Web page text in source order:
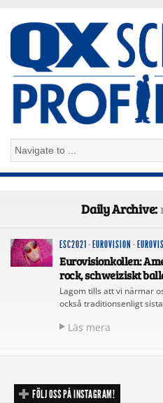
Daily Archive:
ESC2021 · EUROVISION ·
Eurovisionkollen:
rock, schweiziskt
Lagom tills att vi närmar
också traditionsenligt
Läs mera
FÖLJ OSS PÅ INSTAGRAM!